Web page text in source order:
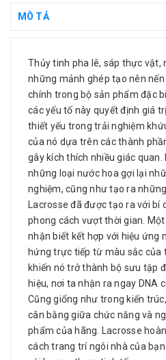
MÔ TẢ
Thủy tinh pha lê, sáp thực vật,
những mảnh ghép tạo nên
chính trong bộ sản phẩm đặc
các yếu tố này quyết định giá
thiết yếu trong trải nghiệm
của nó dựa trên các thành
gây kích thích nhiều giác quan.
những loại nước hoa gợi lại
nghiệm, cũng như tạo ra
Lacrosse đã được tạo ra với
phong cách vượt thời gian.
nhận biết kết hợp với hiệu ứng
hứng trực tiếp từ màu sắc của
khiến nó trở thành bộ sưu tập
hiệu, nơi ta nhận ra ngay DNA
Cũng giống như trong kiến
cân bằng giữa chức năng và
phẩm của hãng. Lacrosse
cách trang trí ngôi nhà của